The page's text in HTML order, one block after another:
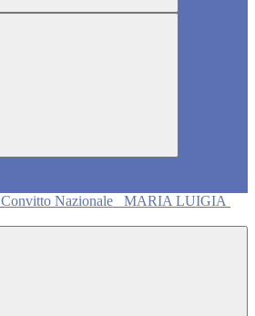
Convitto Nazionale
MARIA LUIGIA